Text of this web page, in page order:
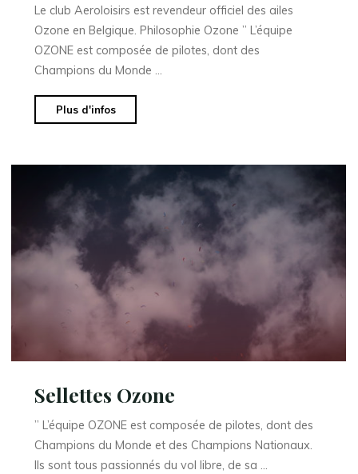
Le club Aeroloisirs est revendeur officiel des ailes
Ozone en Belgique. Philosophie Ozone ” L’équipe
OZONE est composée de pilotes, dont des
Champions du Monde …
Plus d'infos
Ozone
revendeur
Belgique"
Sellettes Ozone
” L’équipe OZONE est composée de pilotes, dont des
Champions du Monde et des Champions Nationaux.
Ils sont tous passionnés du vol libre, de sa …